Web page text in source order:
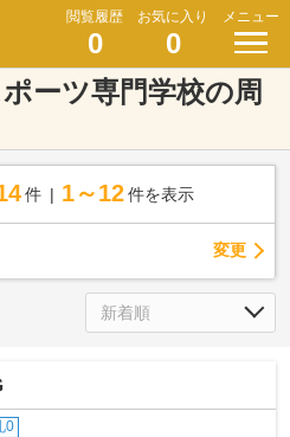
閲覧履歴
0
お気に入り
0
メニュー
ーツ専門学校の周
件 1～12 件を表示
変更
0